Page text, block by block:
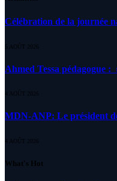
Célébration de la journée
5 AOÛT 2026
Ahmed Tessa pédagogue
4 AOÛT 2026
MDN-ANP: Le président
4 AOÛT 2026
What's Hot